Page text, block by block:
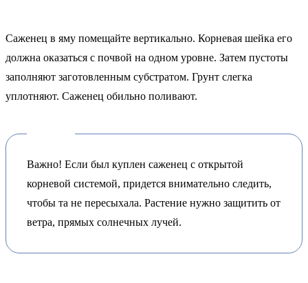
Саженец в яму помещайте вертикально. Корневая шейка его
должна оказаться с почвой на одном уровне. Затем пустоты
заполняют заготовленным субстратом. Грунт слегка
уплотняют. Саженец обильно поливают.
Важно! Если был куплен саженец с открытой
корневой системой, придется внимательно следить,
чтобы та не пересыхала. Растение нужно защитить от
ветра, прямых солнечных лучей.